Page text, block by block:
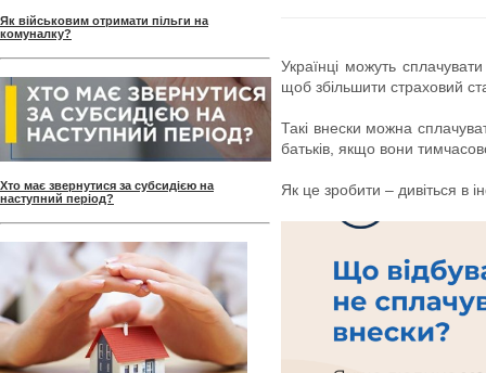
Як військовим отримати пільги на
комуналку?
Хто має звернутися за субсидією на
наступний період?
Українці можуть
щоб збільшити страховий
Такі внески можна
батьків, якщо вони
Як це зробити – дивіться в